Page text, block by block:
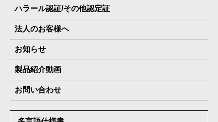
The Next Dekade7年保存
JARAペットフード7年保存
その他製品
JARA(ペット⽤防災備蓄⾷)について
地産地消パッケージについて
社⻑ご挨拶
スタッフ紹介
会社概要
製品納入実績
情報セキュリティ基本方針
ハラール認証/その他認定証
法人のお客様へ
お知らせ
製品紹介動画
お問い合わせ